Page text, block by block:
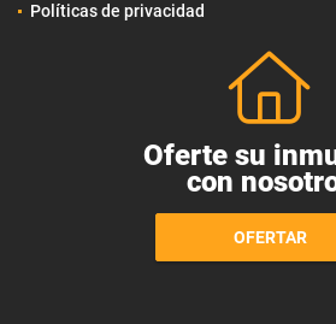
Políticas de privacidad
Oferte su
con
OFERTAR